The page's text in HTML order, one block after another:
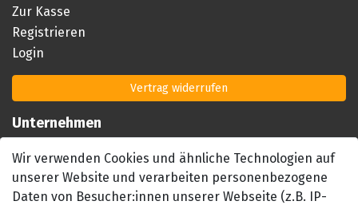
Zur Kasse
Registrieren
Login
Vertrag widerrufen
Unternehmen
Impressum
AGB
Datenschutzerklärung
Wir verwenden Cookies und ähnliche Technologien auf
unserer Website und verarbeiten personenbezogene
Daten von Besucher:innen unserer Webseite (z.B. IP-